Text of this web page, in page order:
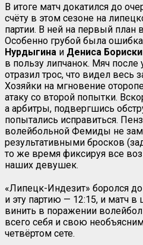
В итоге матч докатился до
счёту в этом сезоне на
партии. В ней на первый
Особенно грубой была
Нурдыгина и Дениса
в пользу липчанок. Мяч после
отразил трос, что видел весь
Хозяйки на мгновение
атаку со второй попытки.
а арбитры, подвергшись
попытались исправиться.
волейбольной Фемиды не
результативными бросков
то же время фиксируя все
наших девушек.
«Липецк-Индезит» боролся
и эту партию — 12:15, и матч
винить в поражении
всего себя и свою
четвёртом сете.